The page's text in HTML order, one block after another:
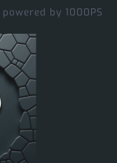
powered by 1000PS